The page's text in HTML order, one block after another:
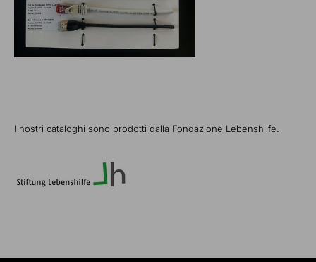
I nostri cataloghi sono prodotti dalla Fondazione Lebenshilfe.